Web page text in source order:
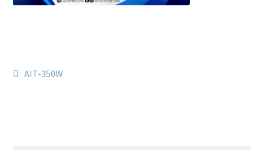
AIT-350W